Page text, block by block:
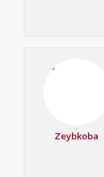
Zeybkoba